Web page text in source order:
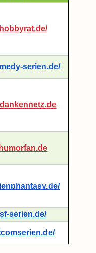
hobbyrat.de/
serien.de/
humorfan.de
sf-serien.de/